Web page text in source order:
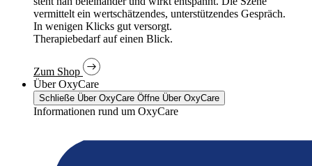
In wenigen Klicks gut versorgt.
Therapiebedarf auf einen Blick.
Zum Shop
Über OxyCare
Schließe Über OxyCare Öffne Über OxyCare
Informationen rund um OxyCare